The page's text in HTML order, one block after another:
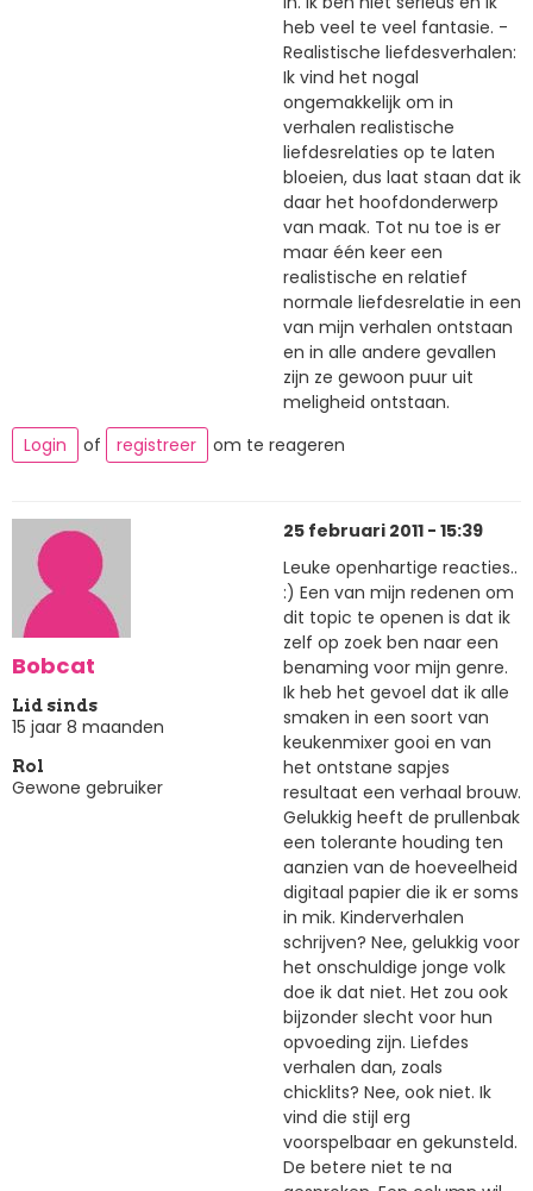
heb veel te veel fantasie. -
Realistische liefdesverhalen:
Ik vind het nogal
ongemakkelijk om in
verhalen realistische
liefdesrelaties op te laten
bloeien, dus laat staan dat ik
daar het hoofdonderwerp
van maak. Tot nu toe is er
maar één keer een
realistische en relatief
normale liefdesrelatie in een
van mijn verhalen ontstaan
en in alle andere gevallen
zijn ze gewoon puur uit
meligheid ontstaan.
Login
of registreer om te reageren
Bobcat
Lid sinds
15 jaar 8 maanden
Rol
Gewone gebruiker
25 februari 2011 - 15:39
Leuke openhartige reacties..
:) Een van mijn redenen om
dit topic te openen is dat ik
zelf op zoek ben naar een
benaming voor mijn genre.
Ik heb het gevoel dat ik alle
smaken in een soort van
keukenmixer gooi en van
het ontstane sapjes
resultaat een verhaal brouw.
Gelukkig heeft de prullenbak
een tolerante houding ten
aanzien van de hoeveelheid
digitaal papier die ik er soms
in mik. Kinderverhalen
schrijven? Nee, gelukkig voor
het onschuldige jonge volk
doe ik dat niet. Het zou ook
bijzonder slecht voor hun
opvoeding zijn. Liefdes
verhalen dan, zoals
chicklits? Nee, ook niet. Ik
vind die stijl erg
voorspelbaar en gekunsteld.
De betere niet te na